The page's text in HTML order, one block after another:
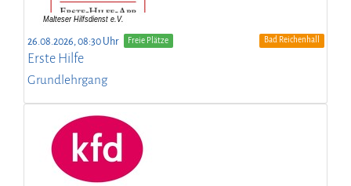
26.08.2026, 08:30 Uhr Freie Plätze Bad Reichenhall
Erste Hilfe
Grundlehrgang